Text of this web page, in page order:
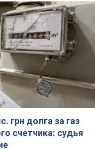
грн долга за газ
счетчика: судья